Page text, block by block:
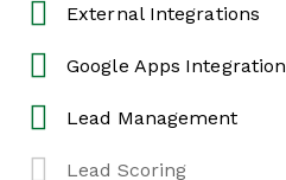
External Integrations
Google Apps Integration
Lead Management
Lead Scoring